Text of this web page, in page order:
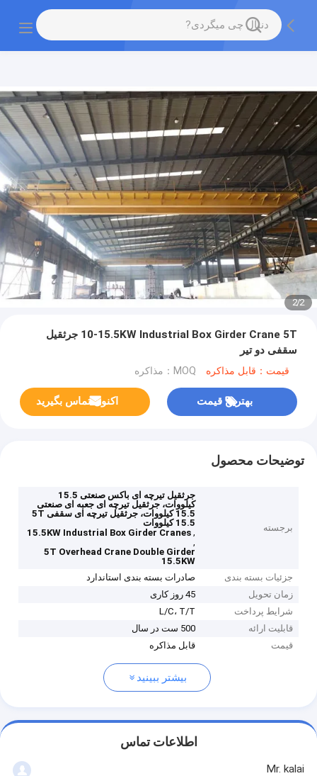
gtag('config', 'G-QWE9HWC3PF', {cookie_flags:
"SameSite=None;Secure"});
2
/
2
10-15.5KW Industrial Box Girder Crane 5T جرثقیل
سقفی دو تیر
قیمت：قابل مذاکره MOQ：مذاکره
بهترین قیمت اکنون تماس بگیرید
توضیحات محصول
برجسته
جرثقیل تیرچه ای باکس صنعتی 15.5
کیلووات، جرثقیل تیرچه ای جعبه ای صنعتی
15.5 کیلووات، جرثقیل تیرچه ای سقفی 5T
15.5 کیلووات
,
15.5KW Industrial Box Girder Cranes
,
5T Overhead Crane Double Girder
15.5KW
جزئیات بسته بندی
صادرات بسته بندی استاندارد
زمان تحویل
45 روز کاری
شرایط پرداخت
L/C، T/T
قابلیت ارائه
500 ست در سال
قیمت
قابل مذاکره
بیشتر ببینید
اطلاعات تماس
Mr. kalai